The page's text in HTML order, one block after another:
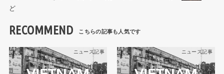
ど
RECOMMEND
ニュース記事 ニュース記事